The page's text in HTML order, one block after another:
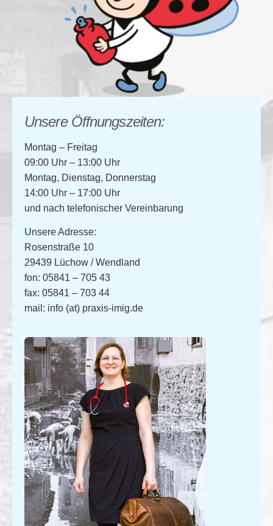
Unsere Öffnungszeiten:
Montag – Freitag
09:00 Uhr – 13:00 Uhr
Montag, Dienstag, Donnerstag
14:00 Uhr – 17:00 Uhr
und nach telefonischer Vereinbarung
Unsere Adresse:
Rosenstraße 10
29439 Lüchow / Wendland
fon: 05841 – 705 43
fax: 05841 – 703 44
mail: info (at) praxis-imig.de